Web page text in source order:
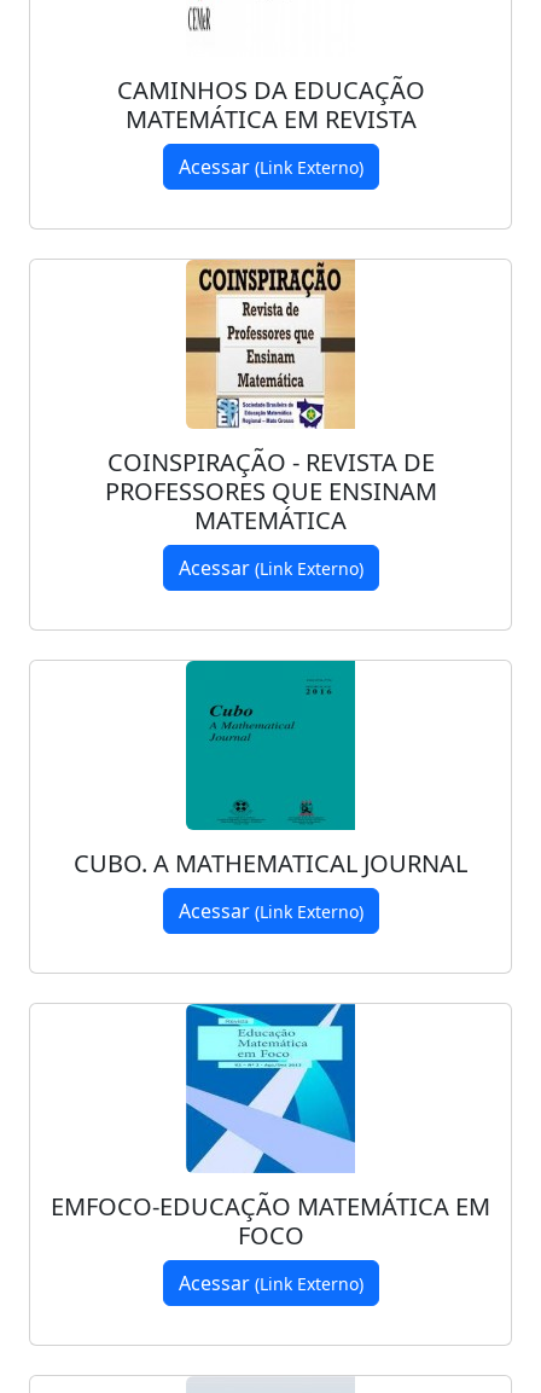
CAMINHOS DA EDUCAÇÃO
MATEMÁTICA EM REVISTA
Acessar (Link Externo)
COINSPIRAÇÃO - REVISTA DE
PROFESSORES QUE ENSINAM
MATEMÁTICA
Acessar (Link Externo)
CUBO. A MATHEMATICAL JOURNAL
Acessar (Link Externo)
EMFOCO-EDUCAÇÃO MATEMÁTICA EM
FOCO
Acessar (Link Externo)